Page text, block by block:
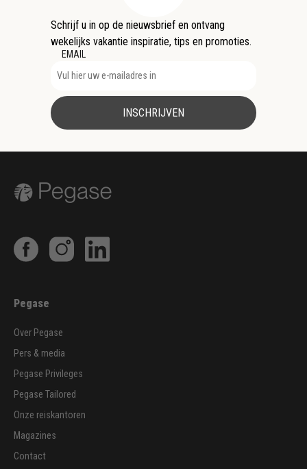
Schrijf u in op de nieuwsbrief en ontvang
wekelijks vakantie inspiratie, tips en promoties.
EMAIL
INSCHRIJVEN
Pegase
Over Pegase
Pers & media
Pegase Privileges
Pegase Tailored
Onze reiskantoren
Magazines
Contact